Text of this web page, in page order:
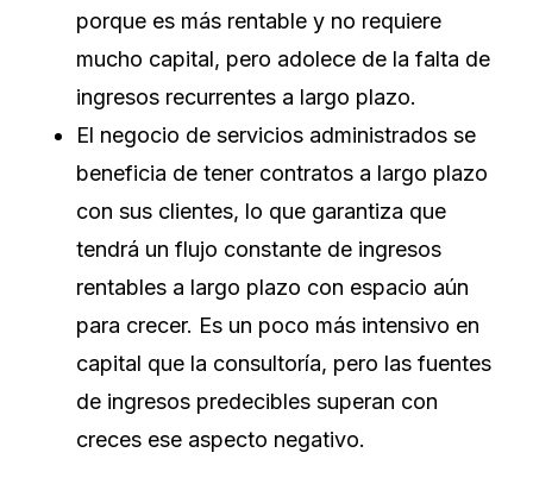
porque es más rentable y no requiere
mucho capital, pero adolece de la falta de
ingresos recurrentes a largo plazo.
El negocio de servicios administrados se
beneficia de tener contratos a largo plazo
con sus clientes, lo que garantiza que
tendrá un flujo constante de ingresos
rentables a largo plazo con espacio aún
para crecer. Es un poco más intensivo en
capital que la consultoría, pero las fuentes
de ingresos predecibles superan con
creces ese aspecto negativo.